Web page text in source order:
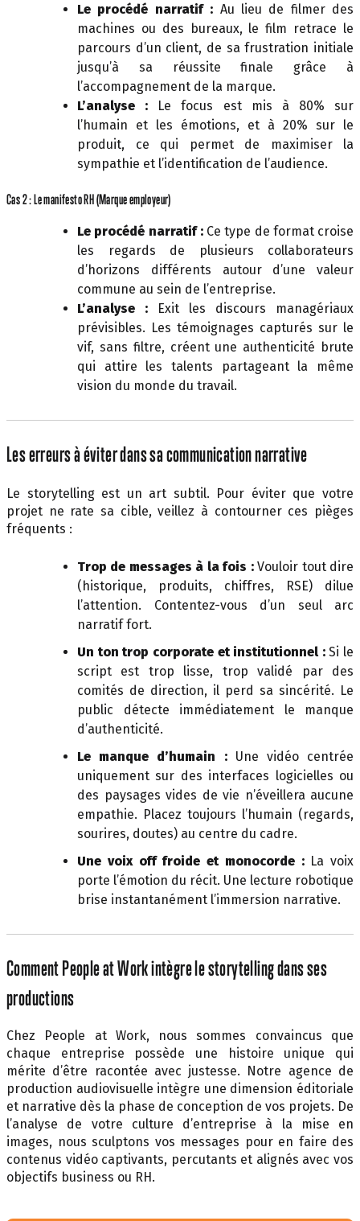
Le procédé narratif : Au lieu de filmer des
machines ou des bureaux, le film retrace le
parcours d’un client, de sa frustration initiale
jusqu’à sa réussite finale grâce à
l’accompagnement de la marque.
L’analyse : Le focus est mis à 80% sur
l’humain et les émotions, et à 20% sur le
produit, ce qui permet de maximiser la
sympathie et l’identification de l’audience.
Cas 2 : Le manifesto RH (Marque employeur)
Le procédé narratif :Ce type de format croise
les regards de plusieurs collaborateurs
d’horizons différents autour d’une valeur
commune au sein de l’entreprise.
L’analyse : Exit les discours managériaux
prévisibles. Les témoignages capturés sur le
vif, sans filtre, créent une authenticité brute
qui attire les talents partageant la même
vision du monde du travail.
Les erreurs à éviter dans sa communication narrative
Le storytelling est un art subtil. Pour éviter que votre
projet ne rate sa cible, veillez à contourner ces pièges
fréquents :
Trop de messages à la fois :Vouloir tout dire
(historique, produits, chiffres, RSE) dilue
l’attention. Contentez-vous d’un seul arc
narratif fort.
Un ton trop corporate et institutionnel :Si le
script est trop lisse, trop validé par des
comités de direction, il perd sa sincérité. Le
public détecte immédiatement le manque
d’authenticité.
Le manque d’humain :Une vidéo centrée
uniquement sur des interfaces logicielles ou
des paysages vides de vie n’éveillera aucune
empathie. Placez toujours l’humain (regards,
sourires, doutes) au centre du cadre.
Une voix off froide et monocorde :La voix
porte l’émotion du récit. Une lecture robotique
brise instantanément l’immersion narrative.
Comment People at Work intègre le storytelling dans ses
productions
Chez People at Work, nous sommes convaincus que
chaque entreprise possède une histoire unique qui
mérite d’être racontée avec justesse. Notre agence de
production audiovisuelle intègre une dimension éditoriale
et narrative dès la phase de conception de vos projets. De
l’analyse de votre culture d’entreprise à la mise en
images, nous sculptons vos messages pour en faire des
contenus vidéo captivants, percutants et alignés avec vos
objectifs business ou RH.